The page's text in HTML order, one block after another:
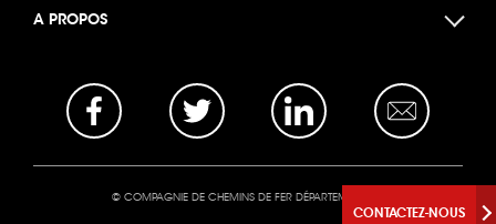
CONTACTEZ-NOUS
Autorails
La base photo
A PROPOS
Opportunités Business
Mentions légales
© COMPAGNIE DE CHEMINS DE FER DÉPARTEMENTAUX